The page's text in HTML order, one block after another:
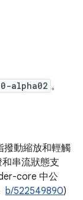
alpha02 。
撥動縮放和輕觸
串流狀態支
core 中公
b/522549890)